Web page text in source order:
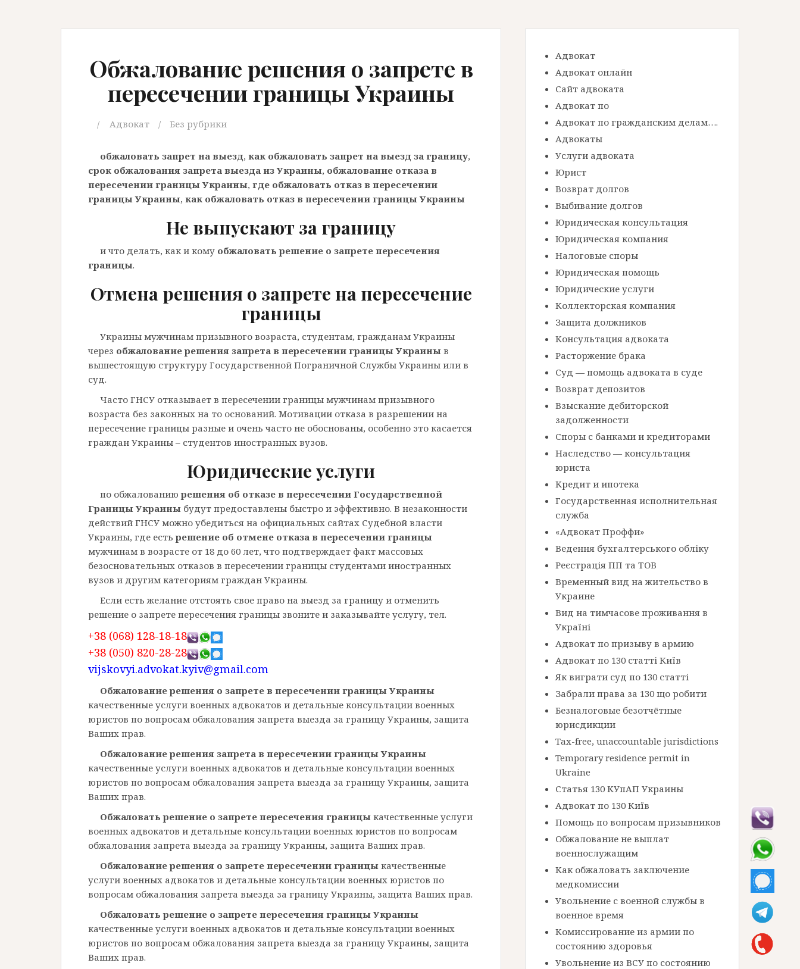
Обжалование решения о запрете в
пересечении границы Украины
Адвокат Без рубрики
обжаловать запрет на выезд, как обжаловать запрет на выезд за границу,
срок обжалования запрета выезда из Украины, обжалование отказа в
пересечении границы Украины, где обжаловать отказ в пересечении
границы Украины, как обжаловать отказ в пересечении границы Украины
Не выпускают за границу
и что делать, как и кому обжаловать решение о запрете пересечения
границы.
Отмена решения о запрете на пересечение
границы
Украины мужчинам призывного возраста, студентам, гражданам Украины
через обжалование решения запрета в пересечении границы Украины в
вышестоящую структуру Государственной Пограничной Службы Украины или в
суд.
Часто ГНСУ отказывает в пересечении границы мужчинам призывного
возраста без законных на то оснований. Мотивации отказа в разрешении на
пересечение границы разные и очень часто не обоснованы, особенно это касается
граждан Украины – студентов иностранных вузов.
Юридические услуги
по обжалованиюрешения об отказе в пересечении Государственной
Границы Украины будут предоставлены быстро и эффективно. В незаконности
действий ГНСУ можно убедиться на официальных сайтах Судебной власти
Украины, где естьрешение об отмене отказа в пересечении границы
мужчинам в возрасте от 18 до 60 лет, что подтверждает факт массовых
безосновательных отказов в пересечении границы студентами иностранных
вузов и другим категориям граждан Украины.
Если есть желание отстоять свое право на выезд за границу и отменить
решение о запрете пересечения границы звоните и заказывайте услугу, тел.
+38 (068) 128-18-18
+38 (050) 820-28-28
vijskovyi.advokat.kyiv@gmail.com
Обжалование решения о запрете в пересечении границы Украины
качественные услуги военных адвокатов и детальные консультации военных
юристов по вопросам обжалования запрета выезда за границу Украины, защита
Ваших прав.
Обжалование решения запрета в пересечении границы Украины
качественные услуги военных адвокатов и детальные консультации военных
юристов по вопросам обжалования запрета выезда за границу Украины, защита
Ваших прав.
Обжаловать решение о запрете пересечения границы качественные услуги
военных адвокатов и детальные консультации военных юристов по вопросам
обжалования запрета выезда за границу Украины, защита Ваших прав.
Обжалование решения о запрете пересечении границы качественные
услуги военных адвокатов и детальные консультации военных юристов по
вопросам обжалования запрета выезда за границу Украины, защита Ваших прав.
Обжаловать решение о запрете пересечения границы Украины
качественные услуги военных адвокатов и детальные консультации военных
юристов по вопросам обжалования запрета выезда за границу Украины, защита
Ваших прав.
Адвокат
Адвокат онлайн
Сайт адвоката
Адвокат по
Адвокат по гражданским делам….
Адвокаты
Услуги адвоката
Юрист
Возврат долгов
Выбивание долгов
Юридическая консультация
Юридическая компания
Налоговые споры
Юридическая помощь
Юридические услуги
Коллекторская компания
Защита должников
Консультация адвоката
Расторжение брака
Суд — помощь адвоката в суде
Возврат депозитов
Взыскание дебиторской
задолженности
Споры с банками и кредиторами
Наследство — консультация
юриста
Кредит и ипотека
Государственная исполнительная
служба
«Адвокат Проффи»
Ведення бухгалтерського обліку
Реєстрація ПП та ТОВ
Временный вид на жительство в
Украине
Вид на тимчасове проживання в
Україні
Адвокат по призыву в армию
Адвокат по 130 статті Київ
Як виграти суд по 130 статті
Забрали права за 130 що робити
Безналоговые безотчётные
юрисдикции
Tax-free, unaccountable jurisdictions
Temporary residence permit in
Ukraine
Статья 130 КУпАП Украины
Адвокат по 130 Київ
Помощь по вопросам призывников
Обжалование не выплат
военнослужащим
Как обжаловать заключение
медкомиссии
Увольнение с военной службы в
военное время
Комиссирование из армии по
состоянию здоровья
Увольнение из ВСУ по состоянию